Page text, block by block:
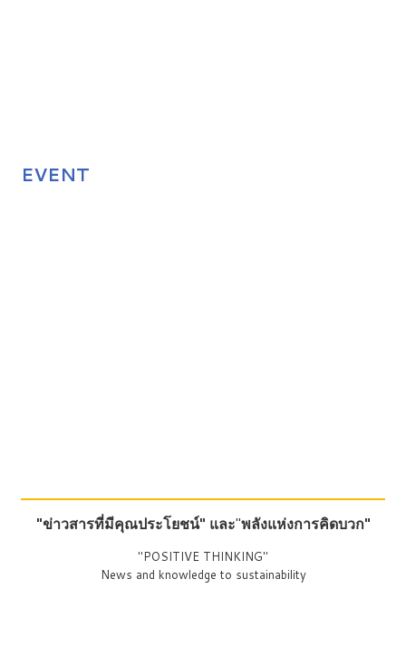
EVENT
"ข่าวสารที่มีคุณประโยชน์" และ"พลังแห่งการคิดบวก"
"POSITIVE THINKING"
News and knowledge to sustainability